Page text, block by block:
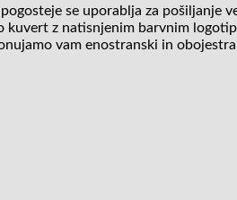
se uporablja za
kuvert z natisnjenim barvnim
vam enostranski in